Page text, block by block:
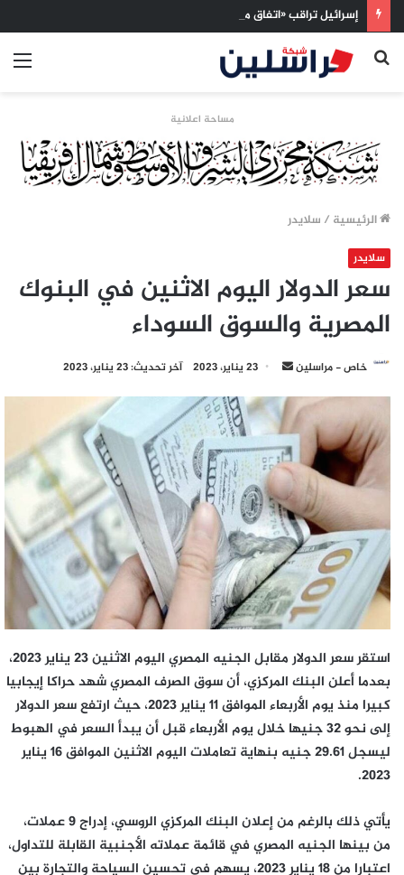
بحث
مساحة اعلانية
الرئيسية / سلايدر
سلايدر
سعر الدولار اليوم الاثنين في البنوك
المصرية والسوق السوداء
خاص - مراسلين
أرسل
إلكترونيا
23 يناير، 2023 آخر تحديث: 23 يناير، 2023
استقر سعر الدولار مقابل الجنيه المصري اليوم الاثنين 23 يناير 2023،
بعدما أعلن البنك المركزي، أن سوق الصرف المصري شهد حراكا إيجابيا
كبيرا منذ يوم الأربعاء الموافق 11 يناير 2023، حيث ارتفع سعر الدولار
إلى نحو 32 جنيها خلال يوم الأربعاء قبل أن يبدأ السعر في الهبوط
ليسجل 29.61 جنيه بنهاية تعاملات اليوم الاثنين الموافق 16 يناير
2023.
يأتي ذلك بالرغم من إعلان البنك المركزي الروسي، إدراج 9 عملات،
من بينها الجنيه المصري في قائمة عملاته الأجنبية القابلة للتداول،
اعتبارا من 18 يناير 2023، يسهم في تحسين السياحة والتجارة بين